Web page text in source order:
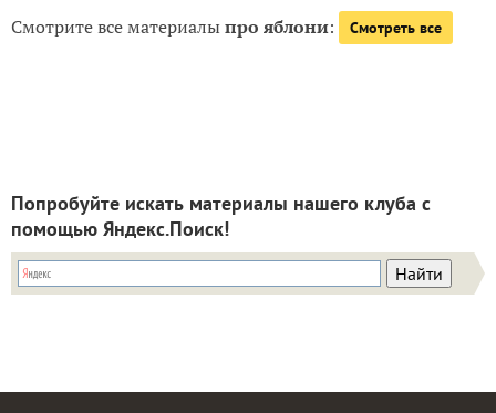
Смотрите все материалыпро яблони: Смотреть все
Попробуйте искать материалы нашего клуба с
помощью Яндекс.Поиск!